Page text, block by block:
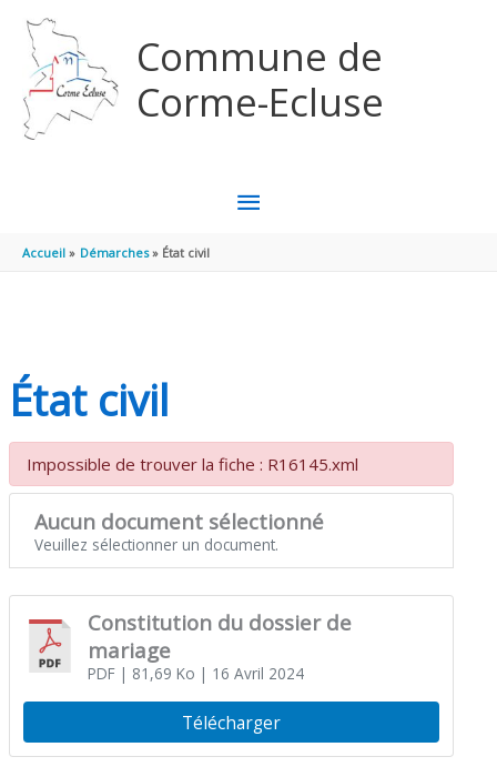
Commune de
Corme-Ecluse
MENU
Accueil Démarches État civil
État civil
Impossible de trouver la fiche : R16145.xml
Aucun document sélectionné
Veuillez sélectionner un document.
Constitution du dossier de
mariage
PDF| 81,69 Ko | 16 Avril 2024
Télécharger